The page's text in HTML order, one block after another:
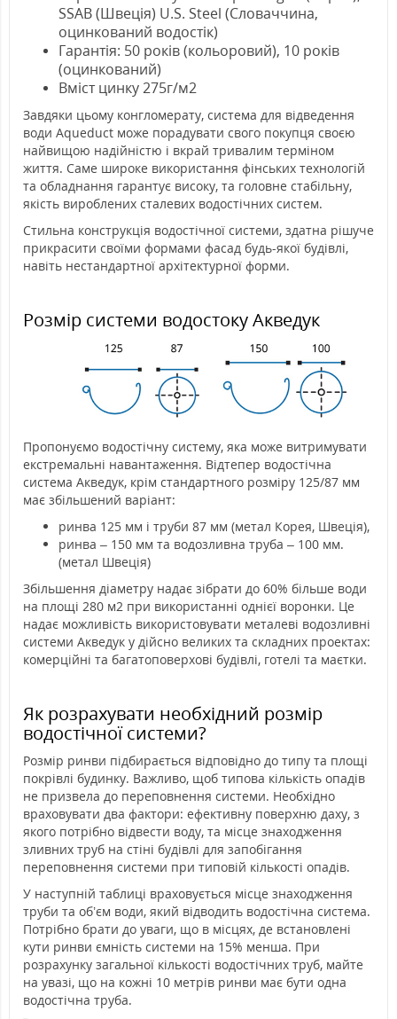
SSAB (Швеція) U.S. Steel (Словаччина,
оцинкований водостік)
Гарантія: 50 років (кольоровий), 10 років
(оцинкований)
Вміст цинку 275г/м2
Завдяки цьому конгломерату, система для відведення
води Aqueduct може порадувати свого покупця своєю
найвищою надійністю і вкрай тривалим терміном
життя. Саме широке використання фінських технологій
та обладнання гарантує високу, та головне стабільну,
якість вироблених сталевих водостічних систем.
Стильна конструкція водостічної системи, здатна рішуче
прикрасити своїми формами фасад будь-якої будівлі,
навіть нестандартної архітектурної форми.
Розмір системи водостоку Акведук
Пропонуємо водостічну систему, яка може витримувати
екстремальні навантаження. Відтепер водостічна
система Акведук, крім стандартного розміру 125/87 мм
має збільшений варіант:
ринва 125 мм і труби 87 мм (метал Корея, Швеція),
ринва – 150 мм та водозливна труба – 100 мм.
(метал Швеція)
Збільшення діаметру надає зібрати до 60% більше води
на площі 280 м2 при використанні однієї воронки. Це
надає можливість використовувати металеві водозливні
системи Акведук у дійсно великих та складних проектах:
комерційні та багатоповерхові будівлі, готелі та маєтки.
Як розрахувати необхідний розмір
водостічної системи?
Розмір ринви підбирається відповідно до типу та площі
покрівлі будинку. Важливо, щоб типова кількість опадів
не призвела до переповнення системи. Необхідно
враховувати два фактори: ефективну поверхню даху, з
якого потрібно відвести воду, та місце знаходження
зливних труб на стіні будівлі для запобігання
переповнення системи при типовій кількості опадів.
У наступній таблиці враховується місце знаходження
труби та об’єм води, який відводить водостічна система.
Потрібно брати до уваги, що в місцях, де встановлені
кути ринви ємність системи на 15% менша. При
розрахунку загальної кількості водостічних труб, майте
на увазі, що на кожні 10 метрів ринви має бути одна
водостічна труба.